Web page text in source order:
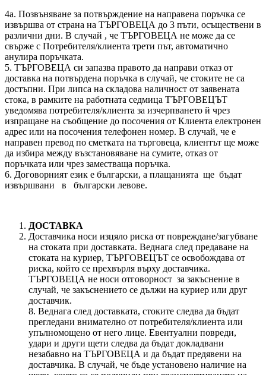
4а. Позвъняване за потвърждение на направена поръчка се
извършва от страна на ТЪРГОВЕЦА до 3 пъти, осъществени в
различни дни. В случай , че ТЪРГОВЕЦА не може да се
свърже с Потребителя/клиента трети път, автоматично
анулира поръчката.
5. ТЪРГОВЕЦА си запазва правото да направи отказ от
доставка на потвърдена поръчка в случай, че стоките не са
достъпни. При липса на складова наличност от заявената
стока, в рамките на работната седмица ТЪРГОВЕЦЪТ
уведомява потребителя/клиента за изчерпването й чрез
изпращане на съобщение до посочения от Клиента електронен
адрес или на посочения телефонен номер. В случай, че е
направен превод по сметката на търговеца, клиентът ще може
да избира между възстановяване на сумите, отказ от
поръчката или чрез заместваща поръчка.
6. Договорният език е български, а плащанията ще бъдат
извършвани в български левове.
ДОСТАВКА
Доставчика носи изцяло риска от повреждане/загубване
на стоката при доставката. Веднага след предаване на
стоката на куриер, ТЪРГОВЕЦЪТ се освобождава от
риска, който се прехвърля върху доставчика.
ТЪРГОВЕЦА не носи отговорност за закъснение в
случай, че закъснението се дължи на куриер или друг
доставчик.
8. Веднага след доставката, стоките следва да бъдат
прегледани внимателно от потребителя/клиента или
упълномощено от него лице. Евентуални повреди,
удари и други щети следва да бъдат докладвани
незабавно на ТЪРГОВЕЦА и да бъдат предявени на
доставчика. В случай, че бъде установено наличие на